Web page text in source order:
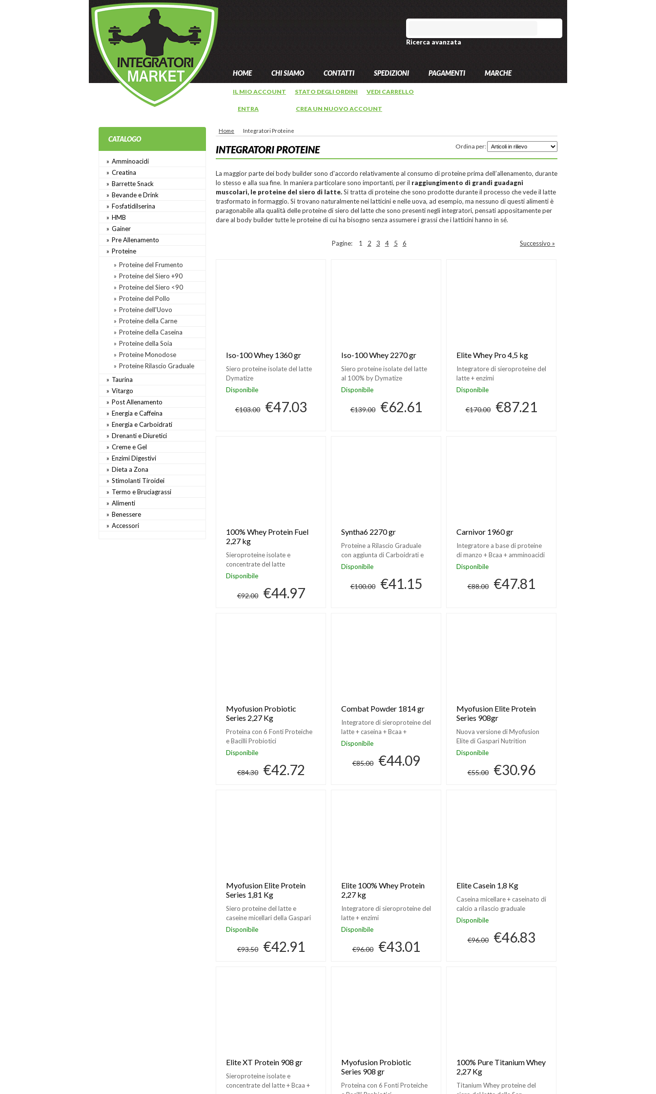
Ricerca avanzata
HOME CHI SIAMO CONTATTI SPEDIZIONI PAGAMENTI MARCHE
IL MIO ACCOUNT STATO DEGLI ORDINI VEDI CARRELLO
ENTRA CREA UN NUOVO ACCOUNT
CATALOGO
Amminoacidi
Creatina
Barrette Snack
Bevande e Drink
Fosfatidilserina
HMB
Gainer
Pre Allenamento
Proteine
Proteine del Frumento
Proteine del Siero +90
Proteine del Siero <90
Proteine del Pollo
Proteine dell'Uovo
Proteine della Carne
Proteine della Caseina
Proteine della Soia
Proteine Monodose
Proteine Rilascio Graduale
Taurina
Vitargo
Post Allenamento
Energia e Caffeina
Energia e Carboidrati
Drenanti e Diuretici
Creme e Gel
Enzimi Digestivi
Dieta a Zona
Stimolanti Tiroidei
Termo e Bruciagrassi
Alimenti
Benessere
Accessori
Home Integratori Proteine
Ordina per:
INTEGRATORI PROTEINE
La maggior parte dei body builder sono d'accordo relativamente al consumo di proteine prima dell’allenamento, durante
lo stesso e alla sua fine. In maniera particolare sono importanti, per il raggiungimento di grandi guadagni
muscolari, le proteine del siero di latte.Si tratta di proteine che sono prodotte durante il processo che vede il latte
trasformato in formaggio. Si trovano naturalmente nei latticini e nelle uova, ad esempio, ma nessuno di questi alimenti è
paragonabile alla qualità delle proteine di siero del latte che sono presenti negli integratori, pensati appositamente per
dare al body builder tutte le proteine di cui ha bisogno senza assumere i grassi che i latticini hanno in sé.
Successivo »
Pagine: 1 2 3 4 5 6
Iso-100 Whey 1360 gr
Siero proteine isolate del latte
Dymatize
Disponibile
€103.00 €47.03
Iso-100 Whey 2270 gr
Siero proteine isolate del latte
al 100% by Dymatize
Disponibile
€139.00 €62.61
Elite Whey Pro 4,5 kg
Integratore di sieroproteine del
latte + enzimi
Disponibile
€170.00 €87.21
100% Whey Protein Fuel
2,27 kg
Sieroproteine isolate e
concentrate del latte
Disponibile
€92.00 €44.97
Syntha6 2270 gr
Proteine a Rilascio Graduale
con aggiunta di Carboidrati e
Omega-3 by BSN
Disponibile
€100.00 €41.15
Carnivor 1960 gr
Integratore a base di proteine
di manzo + Bcaa + amminoacidi
e creatina
Disponibile
€88.00 €47.81
Myofusion Probiotic
Series 2,27 Kg
Proteina con 6 Fonti Proteiche
e Bacilli Probiotici
Disponibile
€84.30 €42.72
Combat Powder 1814 gr
Integratore di sieroproteine del
latte + caseina + Bcaa +
Glutammina
Disponibile
€85.00 €44.09
Myofusion Elite Protein
Series 908gr
Nuova versione di Myofusion
Elite di Gaspari Nutrition
Disponibile
€55.00 €30.96
Myofusion Elite Protein
Series 1,81 Kg
Siero proteine del latte e
caseine micellari della Gaspari
Nutrition
Disponibile
€93.50 €42.91
Elite 100% Whey Protein
2,27 kg
Integratore di sieroproteine del
latte + enzimi
Disponibile
€96.00 €43.01
Elite Casein 1,8 Kg
Caseina micellare + caseinato di
calcio a rilascio graduale
Disponibile
€96.00 €46.83
Elite XT Protein 908 gr
Sieroproteine isolate e
concentrate del latte + Bcaa +
Myofusion Probiotic
Series 908 gr
Proteina con 6 Fonti Proteiche
100% Pure Titanium Whey
2,27 Kg
Titanium Whey proteine del